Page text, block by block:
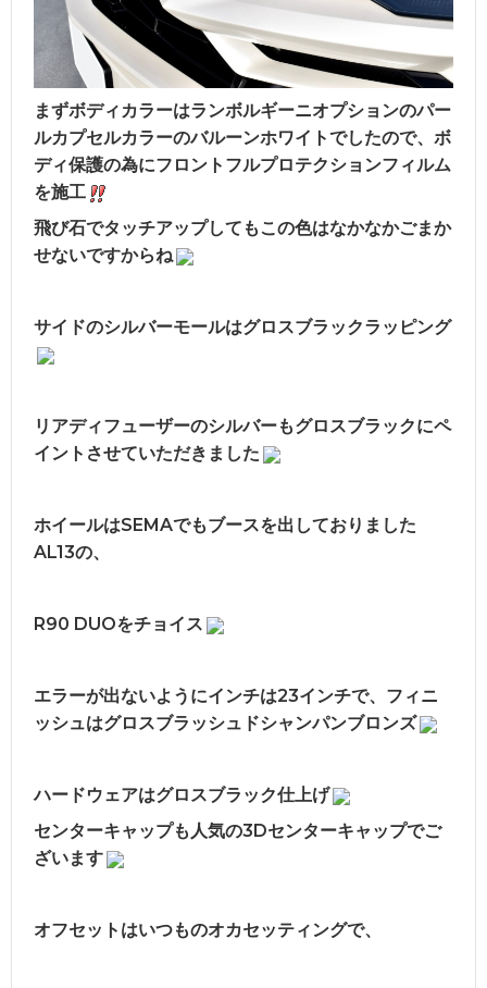
まずボディカラーはランボルギーニオプションのパー
ルカプセルカラーのバルーンホワイトでしたので、ボ
ディ保護の為にフロントフルプロテクションフィルム
を施工
飛び石でタッチアップしてもこの色はなかなかごまか
せないですからね
サイドのシルバーモールはグロスブラックラッピング
リアディフューザーのシルバーもグロスブラックにペ
イントさせていただきました
ホイールはSEMAでもブースを出しておりました
AL13の、
R90 DUOをチョイス
エラーが出ないようにインチは23インチで、フィニ
ッシュはグロスブラッシュドシャンパンブロンズ
ハードウェアはグロスブラック仕上げ
センターキャップも人気の3Dセンターキャップでご
ざいます
オフセットはいつものオカセッティングで、